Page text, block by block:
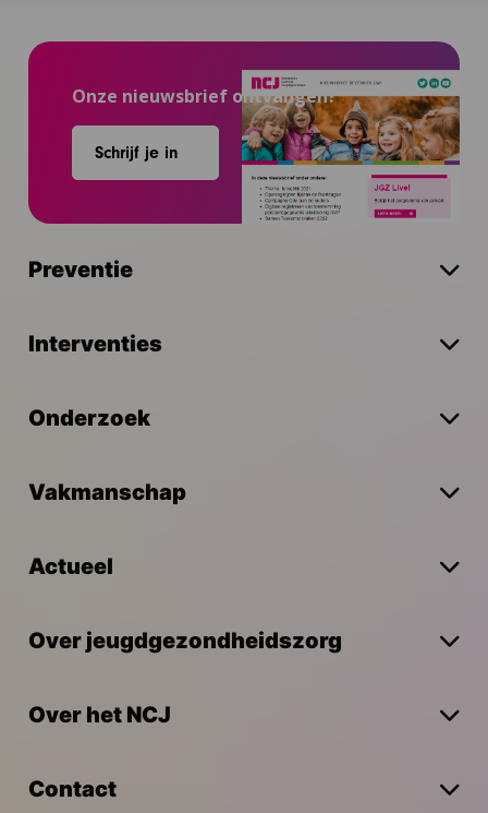
Onze nieuwsbrief ontvangen?
Schrijf je in
Preventie
Interventies
Onderzoek
Vakmanschap
Actueel
Over jeugdgezondheidszorg
Over het NCJ
Contact